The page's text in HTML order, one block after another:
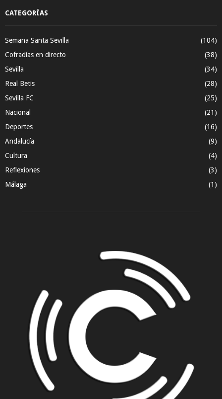
CATEGORÍAS
Semana Santa Sevilla
(104)
Cofradías en directo
(38)
Sevilla
(34)
Real Betis
(28)
Sevilla FC
(25)
Nacional
(21)
Deportes
(16)
Andalucía
(9)
Cultura
(4)
Reflexiones
(3)
Málaga
(1)